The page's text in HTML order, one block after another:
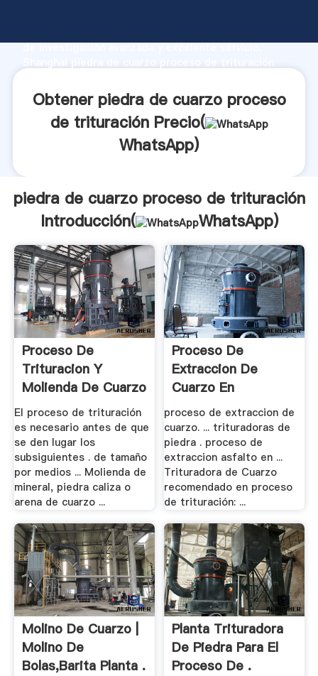
de investigación avanzada y excelente servicio,
clientes.
Obtener piedra de cuarzo proceso
de trituración Precio(
WhatsApp)
piedra de cuarzo proceso de trituración
Introducción(
WhatsApp)
Proceso De
Trituracion Y
Molienda De Cuarzo
El proceso de trituración
es necesario antes de que
se den lugar los
subsiguientes . de tamaño
por medios ... Molienda de
mineral, piedra caliza o
arena de cuarzo ...
Proceso De
Extraccion De
Cuarzo En
Argentina
proceso de extraccion de
cuarzo. ... trituradoras de
piedra . proceso de
extraccion asfalto en ...
Trituradora de Cuarzo
recomendado en proceso
de trituración: ...
Molino De Cuarzo |
Molino De
Bolas,Barita Planta .
Planta Trituradora
De Piedra Para El
Proceso De .